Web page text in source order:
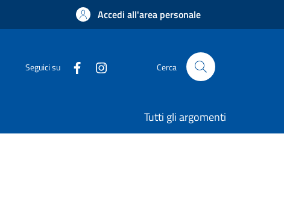
Accedi all'area personale
Seguici su Cerca
Tutti gli argomenti